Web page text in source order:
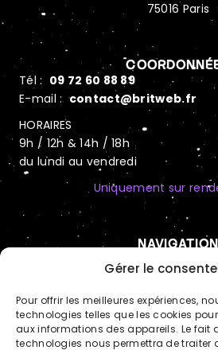
Gérer le
Pour offrir les meilleures expériences,
technologies telles que les cookies
aux informations des appareils. Le fait
technologies nous permettra de traiter
75016 Paris
Tél : 09 72 60 88 89
E-mail : contact@britweb.fr
HORAIRES
9h / 12h & 14h / 18h
du lundi au vendredi
Uniquement sur
Automatisation
Cas clients